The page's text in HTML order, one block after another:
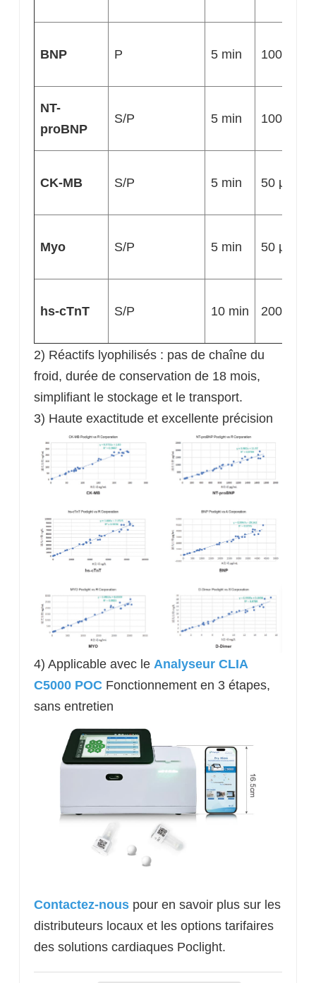
BNP P 5 min 100 μL
NT-
proBNP
S/P 5 min 100 μL
CK-MB S/P 5 min 50 μL
Myo S/P 5 min 50 μL
hs-cTnT S/P 10 min 200 μL
2) Réactifs lyophilisés : pas de chaîne du
froid, durée de conservation de 18 mois,
simplifiant le stockage et le transport.
3) Haute exactitude et excellente précision
4) Applicable avec le Analyseur CLIA
C5000 POC Fonctionnement en 3 étapes,
sans entretien
Contactez-nous pour en savoir plus sur les
distributeurs locaux et les options tarifaires
des solutions cardiaques Poclight.